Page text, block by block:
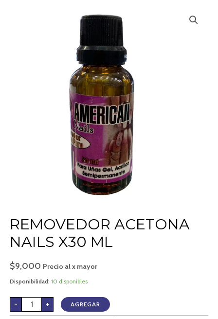
REMOVEDOR ACETONA
NAILS X30 ML
$9,000 Precio al x mayor
Disponibilidad: 10 disponibles
- + AGREGAR